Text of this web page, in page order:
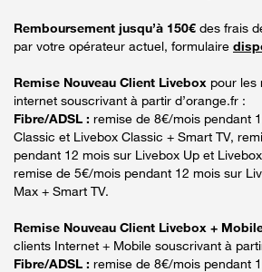
Remboursement jusqu’à 150€ des frais
par votre opérateur actuel, formulaire
Remise Nouveau Client Livebox pour les
internet souscrivant à partir d’orange.fr :
Fibre/ADSL : remise de 8€/mois pendant
Classic et Livebox Classic + Smart TV,
pendant 12 mois sur Livebox Up et
remise de 5€/mois pendant 12 mois sur
Max + Smart TV.
Remise Nouveau Client Livebox +
clients Internet + Mobile souscrivant à
Fibre/ADSL : remise de 8€/mois pendant